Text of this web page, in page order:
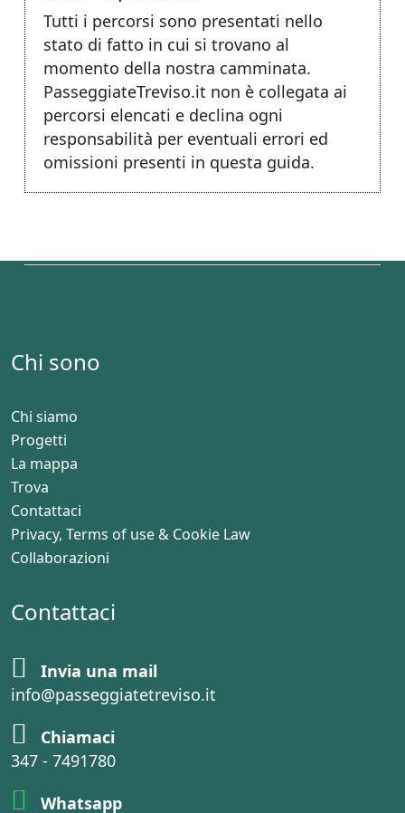
Tutti i percorsi sono presentati nello
stato di fatto in cui si trovano al
momento della nostra camminata.
PasseggiateTreviso.it non è collegata ai
percorsi elencati e declina ogni
responsabilità per eventuali errori ed
omissioni presenti in questa guida.
Chi sono
Chi siamo
Progetti
La mappa
Trova
Contattaci
Privacy, Terms of use & Cookie Law
Collaborazioni
Contattaci
Invia una mail
info@passeggiatetreviso.it
Chiamaci
347 - 7491780
Whatsapp